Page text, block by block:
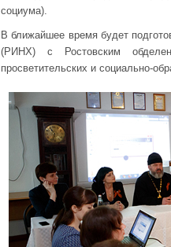
социума).
В ближайшее время будет
(РИНХ) с Ростовским
просветительских и социально-